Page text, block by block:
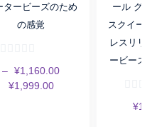
タービーズのため
の感覚
¥1,160.00
–
¥1,999.00
ール グ
スクイー
レスリリ
ービーズ
¥